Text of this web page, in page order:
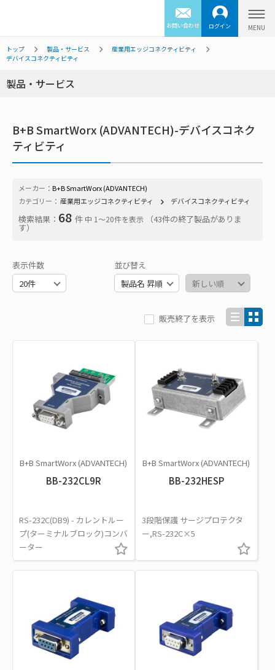
お問い合わせ ログイン
トップ 製品・サービス
産業用エッジコネクティビティ
デバイスコネクティビティ
製品・サービス
B+B SmartWorx (ADVANTECH)-デバイスコネク
ティビティ
メーカー： B+B SmartWorx (ADVANTECH)
カテゴリー： 産業用エッジコネクティビティ デバイスコネクティビティ
検索結果： 68 件 中 1〜20件を表示 （43件の終了製品がありま
す）
表示件数 並び替え
販売終了を表示
B+B SmartWorx (ADVANTECH)
BB-232CL9R
RS-232C(DB9) - カレントルー
プ(ターミナルブロック)コンバ
ーター
B+B SmartWorx (ADVANTECH)
BB-232HESP
3段階保護 サージプロテクタ
ー,RS-232C×5